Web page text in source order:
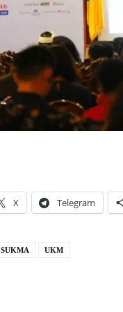
X Telegram
SUKMA UKM